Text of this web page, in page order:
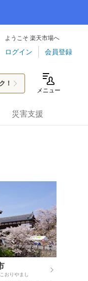
ようこそ 楽天市場へ
ログイン 会員登録
！
メニュー
災害支援
おりやまし